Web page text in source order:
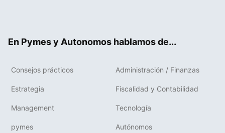
En Pymes y Autonomos hablamos de...
Consejos prácticos Administración / Finanzas
Estrategia Fiscalidad y Contabilidad
Management Tecnología
pymes Autónomos